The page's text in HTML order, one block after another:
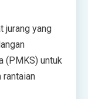
jurang yang
(PMKS) untuk